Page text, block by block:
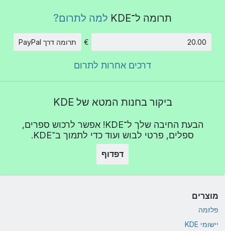
תרומה ל־KDE למה לתרום?
€ תרומה דרך PayPal
דרכים אחרות לתרום
ביקור בחנות המטא של KDE
הבעת החיבה שלך ל־KDE! אפשר לרכוש ספרים,
ספלים, פרטי לבוש ועוד כדי לתמוך ב־KDE.
דפדוף
מוצרים
פלזמה
יישומי KDE